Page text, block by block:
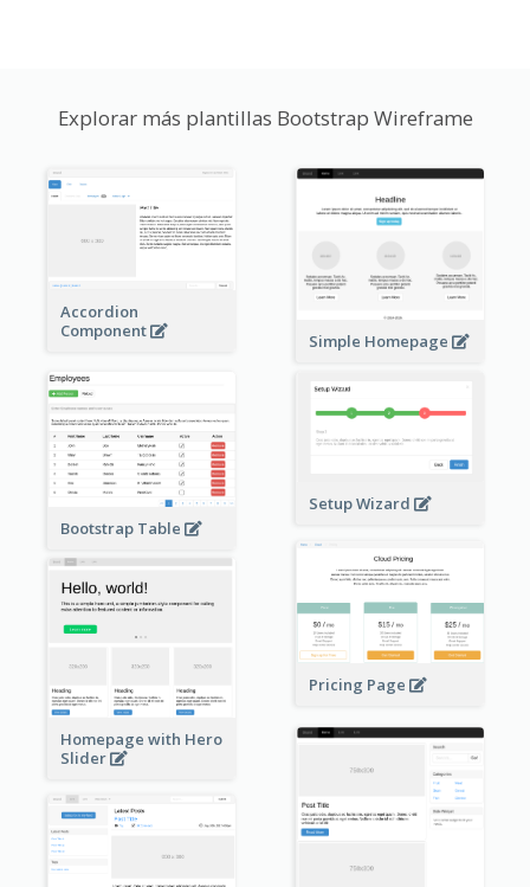
Explorar más plantillas Bootstrap Wireframe
Accordion
Component
Simple Homepage
Bootstrap Table
Setup Wizard
Pricing Page
Homepage with Hero
Slider